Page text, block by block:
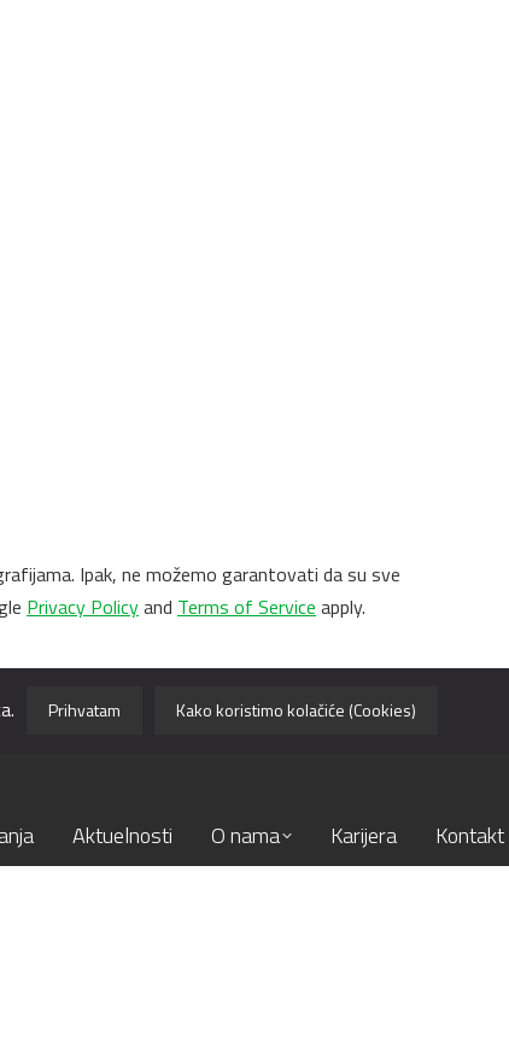
Ipak, ne možemo garantovati da su sve
Privacy Policyand Terms of Service apply.
Prihvatam Kako koristimo kolačiće (Cookies)
Aktuelnosti O nama Karijera Kontakt